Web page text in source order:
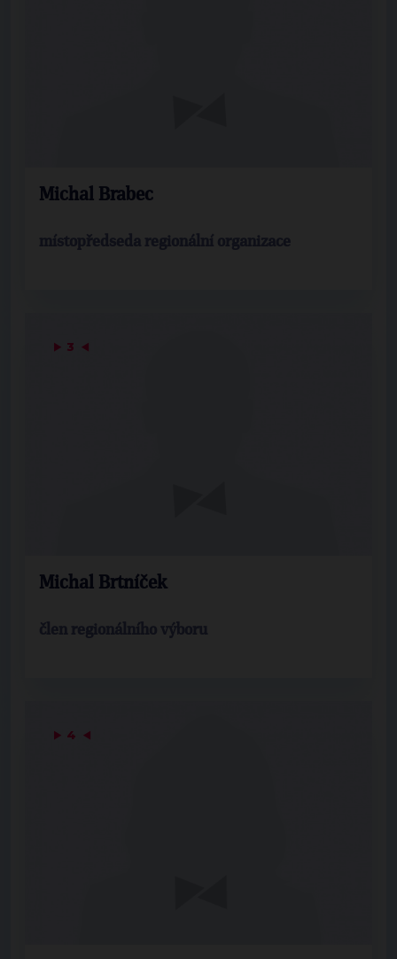
Michal Brabec
místopředseda regionální organizace
▶ 3 ◀
Michal Brtníček
člen regionálního výboru
▶ 4 ◀